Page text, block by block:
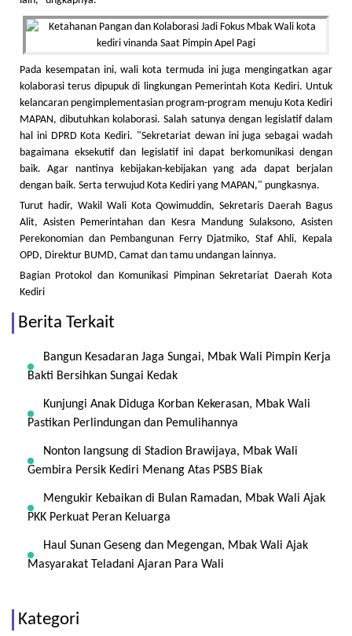
Pada kesempatan ini, wali kota termuda ini juga mengingatkan agar
kolaborasi terus dipupuk di lingkungan Pemerintah Kota Kediri. Untuk
kelancaran pengimplementasian program-program menuju Kota Kediri
MAPAN, dibutuhkan kolaborasi. Salah satunya dengan legislatif dalam
hal ini DPRD Kota Kediri. "Sekretariat dewan ini juga sebagai wadah
bagaimana eksekutif dan legislatif ini dapat berkomunikasi dengan
baik. Agar nantinya kebijakan-kebijakan yang ada dapat berjalan
dengan baik. Serta terwujud Kota Kediri yang MAPAN," pungkasnya.
Turut hadir, Wakil Wali Kota Qowimuddin, Sekretaris Daerah Bagus
Alit, Asisten Pemerintahan dan Kesra Mandung Sulaksono, Asisten
Perekonomian dan Pembangunan Ferry Djatmiko, Staf Ahli, Kepala
OPD, Direktur BUMD, Camat dan tamu undangan lainnya.
Bagian Protokol dan Komunikasi Pimpinan Sekretariat Daerah Kota
Kediri
Berita Terkait
Bangun Kesadaran Jaga Sungai, Mbak Wali Pimpin Kerja
Bakti Bersihkan Sungai Kedak
Kunjungi Anak Diduga Korban Kekerasan, Mbak Wali
Pastikan Perlindungan dan Pemulihannya
Nonton langsung di Stadion Brawijaya, Mbak Wali
Gembira Persik Kediri Menang Atas PSBS Biak
Mengukir Kebaikan di Bulan Ramadan, Mbak Wali Ajak
PKK Perkuat Peran Keluarga
Haul Sunan Geseng dan Megengan, Mbak Wali Ajak
Masyarakat Teladani Ajaran Para Wali
Kategori